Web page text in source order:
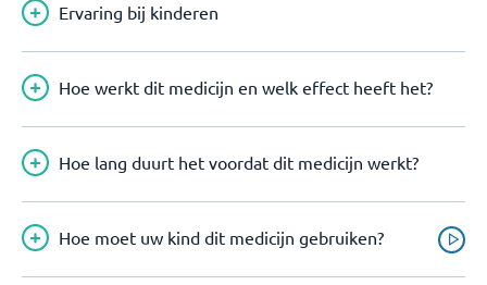
Ervaring bij kinderen
Hoe werkt dit medicijn en welk effect heeft het?
Hoe lang duurt het voordat dit medicijn werkt?
Hoe moet uw kind dit medicijn gebruiken?